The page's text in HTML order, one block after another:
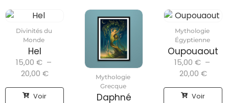
Divinités du
Monde
Hel
15,00 € –
20,00 €
Voir
Mythologie
Grecque
Daphné
Mythologie
Égyptienne
Oupouaout
15,00 € –
20,00 €
Voir